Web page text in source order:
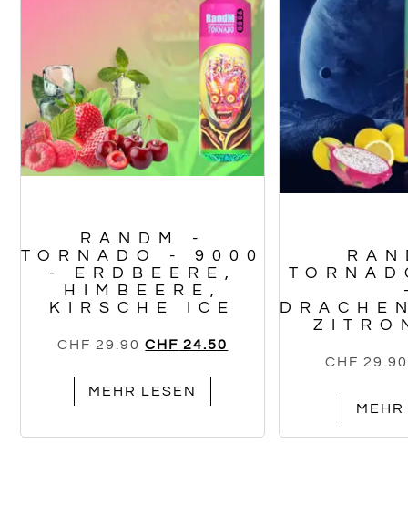
RANDM -
TORNADO - 9000
- ERDBEERE,
HIMBEERE,
KIRSCHE ICE
CHF 29.90 CHF 24.50
MEHR LESEN
CHF 29.90